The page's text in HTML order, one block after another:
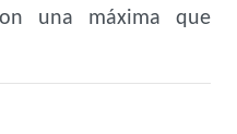
una máxima que